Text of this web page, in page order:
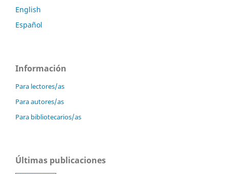
English
Español
Información
Para lectores/as
Para autores/as
Para bibliotecarios/as
Últimas publicaciones